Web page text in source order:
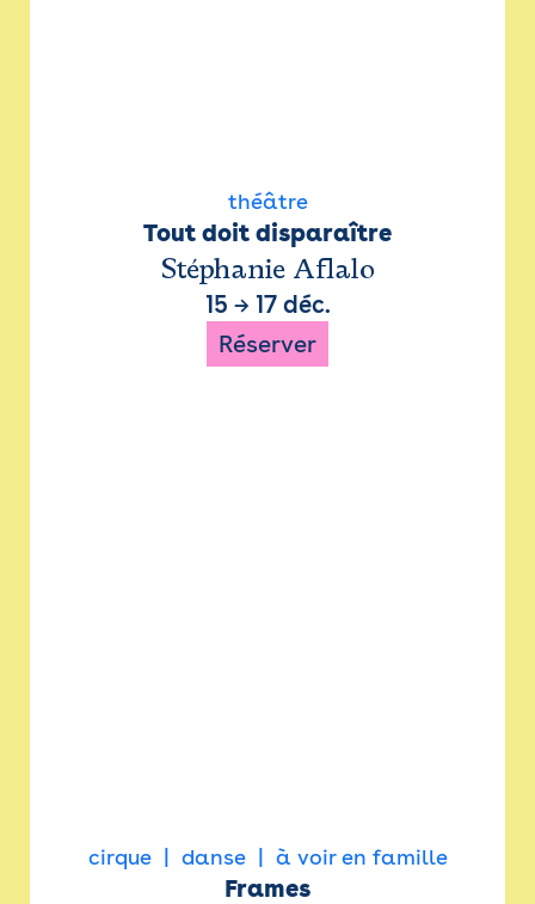
théâtre
Tout doit disparaître
Stéphanie Aflalo
15 → 17 déc.
Réserver
cirque danse à voir en famille
Frames